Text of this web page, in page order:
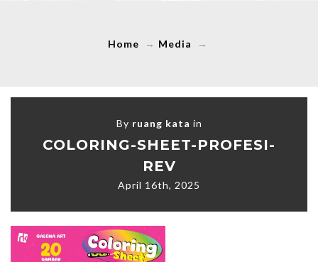
Home → Media →
By ruang kata in
COLORING-SHEET-PROFESI-
REV
April 16th, 2025